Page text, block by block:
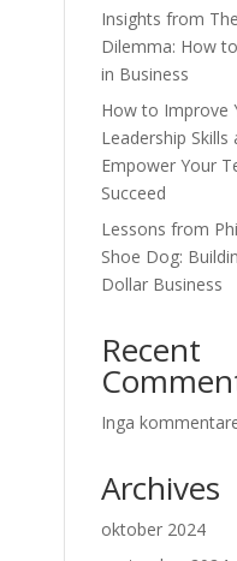
Insights from
Dilemma: How
in Business
How to Improve
Leadership Skills
Empower Your
Succeed
Lessons from
Shoe Dog:
Dollar Business
Recent
Inga
Archives
oktober 2024